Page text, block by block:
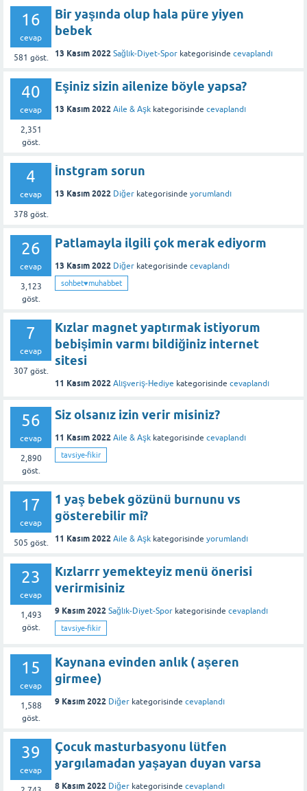
16
cevap
581 göst.
Bir yaşında olup hala püre yiyen
bebek
13 Kasım 2022 Sağlık-Diyet-Spor kategorisinde cevaplandı
40
cevap
2,351
göst.
Eşiniz sizin ailenize böyle yapsa?
13 Kasım 2022 Aile & Aşk kategorisinde cevaplandı
4
cevap
378 göst.
İnstgram sorun
13 Kasım 2022 Diğer kategorisinde yorumlandı
26
cevap
3,123
göst.
Patlamayla ilgili çok merak ediyorm
13 Kasım 2022 Diğer kategorisinde cevaplandı
sohbet♥️muhabbet
7
cevap
307 göst.
Kızlar magnet yaptırmak istiyorum
bebişimin varmı bildiğiniz internet
sitesi
11 Kasım 2022 Alışveriş-Hediye kategorisinde cevaplandı
56
cevap
2,890
göst.
Siz olsanız izin verir misiniz?
11 Kasım 2022 Aile & Aşk kategorisinde cevaplandı
tavsiye-fikir
17
cevap
505 göst.
1 yaş bebek gözünü burnunu vs
gösterebilir mi?
11 Kasım 2022 Aile & Aşk kategorisinde yorumlandı
23
cevap
1,493
göst.
Kızlarrr yemekteyiz menü önerisi
verirmisiniz
9 Kasım 2022 Sağlık-Diyet-Spor kategorisinde cevaplandı
tavsiye-fikir
15
cevap
1,588
göst.
Kaynana evinden anlık ( aşeren
girmee)
9 Kasım 2022 Diğer kategorisinde cevaplandı
39
cevap
Çocuk masturbasyonu lütfen
yargılamadan yaşayan duyan varsa
8 Kasım 2022 Diğer kategorisinde cevaplandı